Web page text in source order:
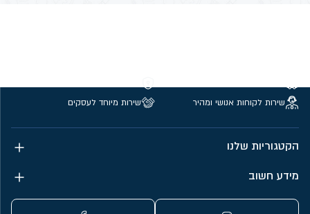
שירות לקוחות אנושי ומהיר
שירות מיוחד לעסקים
הקטגוריות שלנו
מידע חשוב